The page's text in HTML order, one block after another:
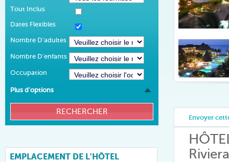
Tout Inclus
Dates Flexibles
Nombre D'adultes
Nombre D'enfants
Occupation
Plus d'options
EMPLACEMENT DE L'HÔTEL
Envoyer